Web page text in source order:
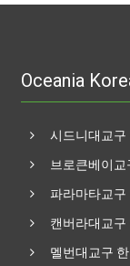
Oceania
시드니대교구
브로큰베이
파라마타교구
캔버라대교구
멜번대교구